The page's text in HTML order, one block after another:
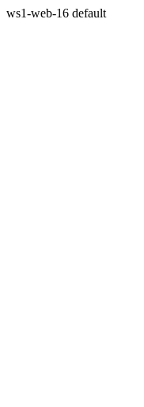
ws1-web-16 default